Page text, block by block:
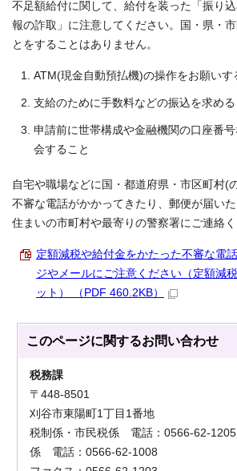
不足額給付に関して、給付を装った「振り
報の詐取」に注意してください。国・県・
とをすることはありません。
ATM(現金自動預払機)の操作をお願いす
支給のために手数料などの振込を求める
申請前に世帯構成や金融機関の口座番
会すること
自宅や職場などに国・都道府県・市区町村(
不審な電話がかかってきたり、郵便が届い
住まいの市町村や最寄りの警察署にご連絡く
定額減税や給付金をかたった不審な電
ジやメールにご注意ください（定額減
ット） （PDF 460.2KB）
このページに関するお問い合わせ
税務課
〒448-8501
刈谷市東陽町1丁目1番地
税制係・市民税係 電話：0566-62-
係 電話：0566-62-1008